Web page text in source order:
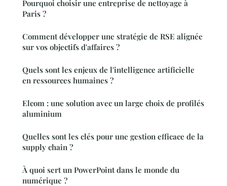
Pourquoi choisir une entreprise de nettoyage à
Paris ?
Comment développer une stratégie de RSE alignée
sur vos objectifs d'affaires ?
Quels sont les enjeux de l'intelligence artificielle
en ressources humaines ?
Elcom : une solution avec un large choix de profilés
aluminium
Quelles sont les clés pour une gestion efficace de la
supply chain ?
À quoi sert un PowerPoint dans le monde du
numérique ?